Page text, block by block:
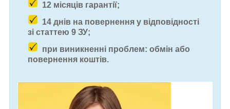
12 місяців гарантії;
14 днів на повернення у відповідності
зі статтею 9 ЗУ;
при виникненні проблем: обмін або
повернення коштів.